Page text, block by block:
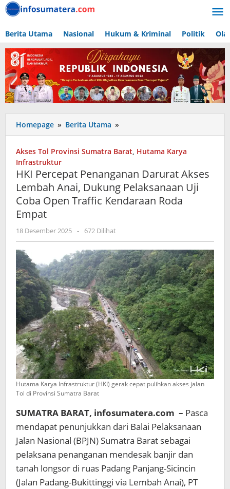
Lewati
ke
Berita Utama Nasional Hukum & Kriminal Politik
Homepage » Berita Utama »
Percepat
Darurat
Lembah
Anai,
Dukung
Open
Traffic
Kendaraan
Roda
Empat
Akses Tol Provinsi Sumatra Barat, Hutama Karya
Infrastruktur
HKI Percepat Penanganan Darurat Akses
Lembah Anai, Dukung Pelaksanaan Uji
Coba Open Traffic Kendaraan Roda
Empat
18 Desember 2025 oleh
admin
- 672 Dilihat
Hutama Karya Infrastruktur (HKI) gerak cepat pulihkan akses jalan
Tol di Provinsi Sumatra Barat
SUMATRA BARAT, infosumatera.com – Pasca
mendapat penunjukkan dari Balai Pelaksanaan
Jalan Nasional (BPJN) Sumatra Barat sebagai
pelaksana penanganan mendesak banjir dan
tanah longsor di ruas Padang Panjang-Sicincin
(Jalan Padang-Bukittinggi via Lembah Anai), PT